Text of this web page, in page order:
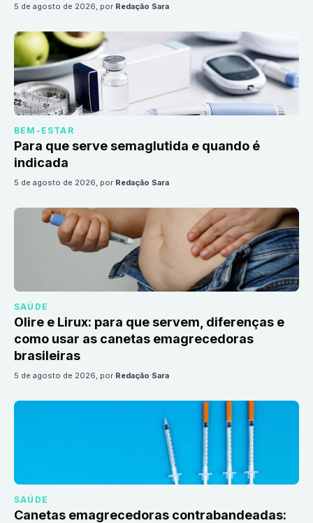
5 de agosto de 2026, por Redação Sara
BEM-ESTAR
Para que serve semaglutida e quando é
indicada
5 de agosto de 2026, por Redação Sara
SAÚDE
Olire e Lirux: para que servem, diferenças e
como usar as canetas emagrecedoras
brasileiras
5 de agosto de 2026, por Redação Sara
SAÚDE
Canetas emagrecedoras contrabandeadas: